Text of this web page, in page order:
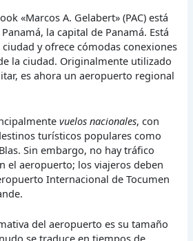
«Marcos A. Gelabert» (PAC) está
la capital de Panamá. Está
y ofrece cómodas conexiones
la ciudad. Originalmente utilizado
es ahora un aeropuerto regional
vuelos nacionales, con
turísticos populares como
Sin embargo, no hay tráfico
el aeropuerto; los viajeros deben
Internacional de Tocumen
del aeropuerto es su tamaño